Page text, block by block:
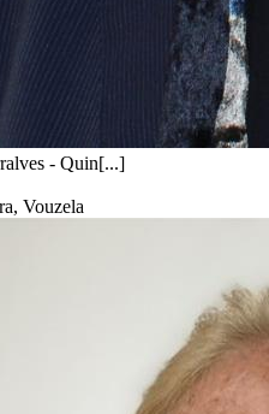
- Quin[...]
Vouzela